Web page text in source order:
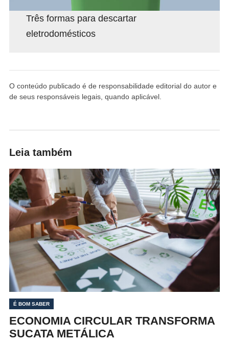
Três formas para descartar
eletrodomésticos
O conteúdo publicado é de responsabilidade editorial do autor e
de seus responsáveis legais, quando aplicável.
Leia também
É BOM SABER
ECONOMIA CIRCULAR TRANSFORMA
SUCATA METÁLICA